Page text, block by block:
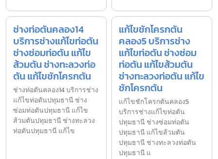
ช่างท่อตันคลอง14
บริการช่างแก้ไขท่อตัน
ช่างซ่อมท่อตัน แก้ไข
ส้วมตัน ช่างทะลวงท่อ
ตัน แก้ไขชักโครกตัน
ช่างท่อตันคลอง14 บริการช่าง
แก้ไขท่อตันปทุมธานี ช่าง
ซ่อมท่อตันปทุมธานี แก้ไข
ส้วมตันปทุมธานี ช่างทะลวง
ท่อตันปทุมธานี แก้ไข
แก้ไขชักโครกตัน
คลอง5 บริการช่าง
แก้ไขท่อตัน ช่างซ่อม
ท่อตัน แก้ไขส้วมตัน
ช่างทะลวงท่อตัน แก้ไข
ชักโครกตัน
แก้ไขชักโครกตันคลอง5
บริการช่างแก้ไขท่อตัน
ปทุมธานี ช่างซ่อมท่อตัน
ปทุมธานี แก้ไขส้วมตัน
ปทุมธานี ช่างทะลวงท่อตัน
ปทุมธานี แ